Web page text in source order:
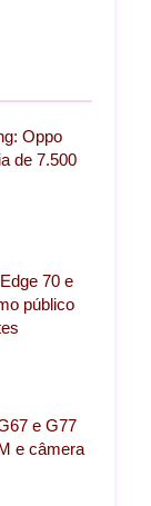
Oppo
de 7.500
70 e
público
e G77
e câmera